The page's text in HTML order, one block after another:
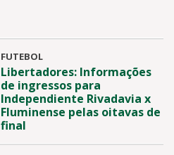
FUTEBOL
Libertadores: Informações
de ingressos para
Independiente Rivadavia x
Fluminense pelas oitavas de
final